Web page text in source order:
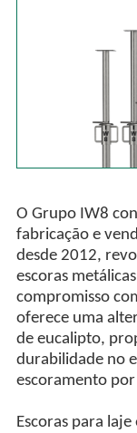
O Grupo IW8
fabricação e
desde 2012,
escoras
compromisso
oferece uma
de eucalipto,
durabilidade no
escoramento por
Escoras para